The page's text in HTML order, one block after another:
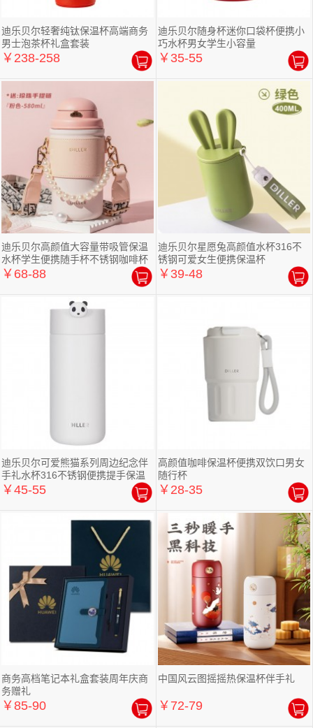
迪乐贝尔轻奢纯钛保温杯高端商务
男士泡茶杯礼盒套装
￥238-258
迪乐贝尔随身杯迷你口袋杯便携小
巧水杯男女学生小容量
￥35-55
迪乐贝尔高颜值大容量带吸管保温
水杯学生便携随手杯不锈钢咖啡杯
￥68-88
迪乐贝尔星愿兔高颜值水杯316不
锈钢可爱女生便携保温杯
￥39-48
迪乐贝尔可爱熊猫系列周边纪念伴
手礼水杯316不锈钢便携提手保温
杯
￥45-55
高颜值咖啡保温杯便携双饮口男女
随行杯
￥28-35
商务高档笔记本礼盒套装周年庆商
务赠礼
￥85-90
中国风云图摇摇热保温杯伴手礼
￥72-79